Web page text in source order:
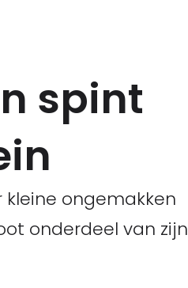
spint
kleine ongemakken
onderdeel van zijn